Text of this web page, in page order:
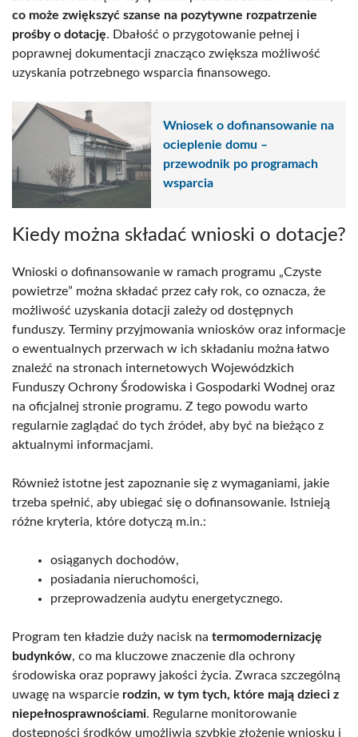
co może zwiększyć szanse na pozytywne rozpatrzenie
prośby o dotację. Dbałość o przygotowanie pełnej i
poprawnej dokumentacji znacząco zwiększa możliwość
uzyskania potrzebnego wsparcia finansowego.
Wniosek o dofinansowanie na
ocieplenie domu –
przewodnik po programach
wsparcia
Kiedy można składać wnioski o dotacje?
Wnioski o dofinansowanie w ramach programu „Czyste
powietrze” można składać przez cały rok, co oznacza, że
możliwość uzyskania dotacji zależy od dostępnych
funduszy. Terminy przyjmowania wniosków oraz informacje
o ewentualnych przerwach w ich składaniu można łatwo
znaleźć na stronach internetowych Wojewódzkich
Funduszy Ochrony Środowiska i Gospodarki Wodnej oraz
na oficjalnej stronie programu. Z tego powodu warto
regularnie zaglądać do tych źródeł, aby być na bieżąco z
aktualnymi informacjami.
Również istotne jest zapoznanie się z wymaganiami, jakie
trzeba spełnić, aby ubiegać się o dofinansowanie. Istnieją
różne kryteria, które dotyczą m.in.:
osiąganych dochodów,
posiadania nieruchomości,
przeprowadzenia audytu energetycznego.
Program ten kładzie duży nacisk na termomodernizację
budynków, co ma kluczowe znaczenie dla ochrony
środowiska oraz poprawy jakości życia. Zwraca szczególną
uwagę na wsparcie rodzin, w tym tych, które mają dzieci z
niepełnosprawnościami. Regularne monitorowanie
dostępności środków umożliwia szybkie złożenie wniosku i